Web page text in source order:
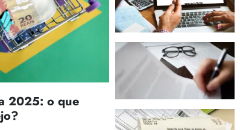
2025: o que